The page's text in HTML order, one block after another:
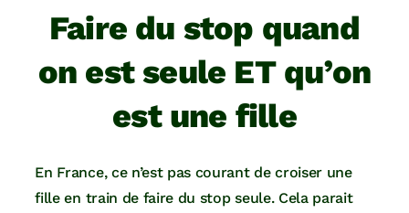
Faire du stop quand
on est seule ET qu’on
est une fille
En France, ce n’est pas courant de croiser une
fille en train de faire du stop seule. Cela parait